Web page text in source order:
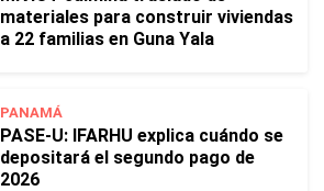
materiales para construir viviendas
a 22 familias en Guna Yala
PANAMÁ
PASE-U: IFARHU explica cuándo se
depositará el segundo pago de
2026